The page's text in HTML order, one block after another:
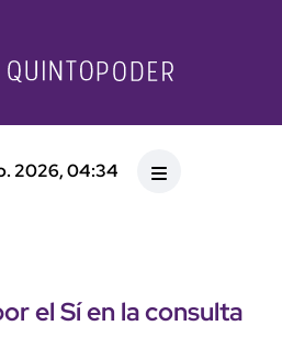
2026, 04:34
el Sí en la consulta